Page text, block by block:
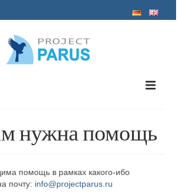
нужна помощь
помощь в рамках какого-ибо
почту: info@projectparus.ru